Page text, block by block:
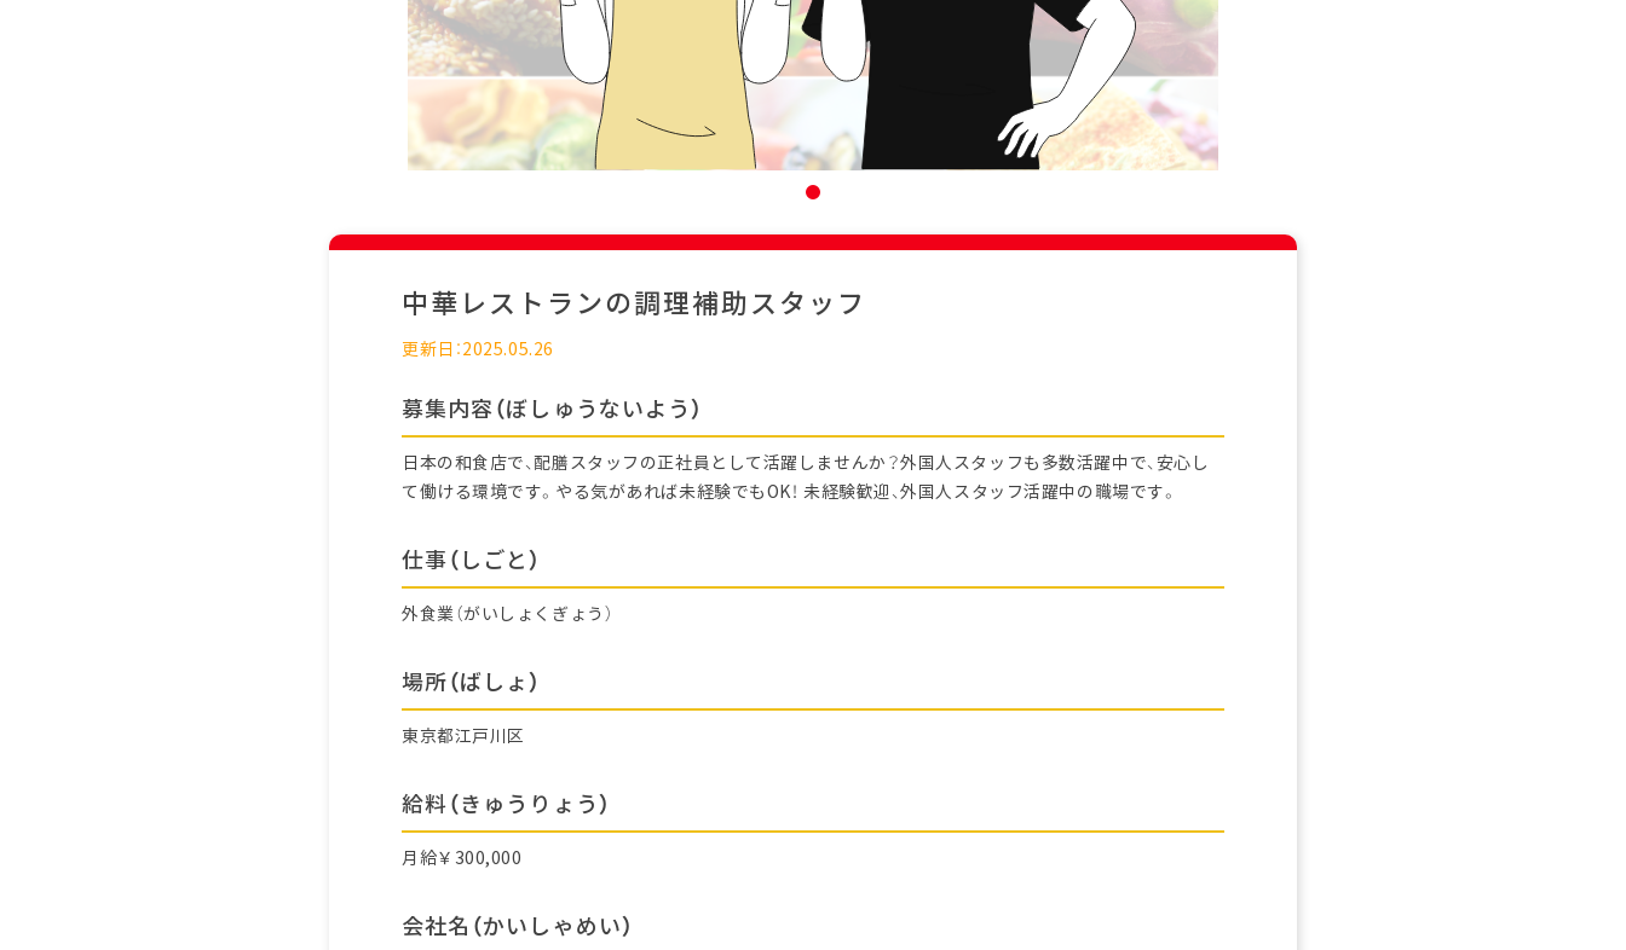
中華レストランの調理補助スタッフ
更新日：2025.05.26
募集内容（ぼしゅうないよう）
日本の和食店で、配膳スタッフの正社員として活躍しませんか？外国人スタッフも多数活躍中で、安心し
て働ける環境です。やる気があれば未経験でもOK！ 未経験歓迎、外国人スタッフ活躍中の職場です。
仕事（しごと）
外食業（がいしょくぎょう）
場所（ばしょ）
東京都江戸川区
給料（きゅうりょう）
月給￥300,000
会社名（かいしゃめい）